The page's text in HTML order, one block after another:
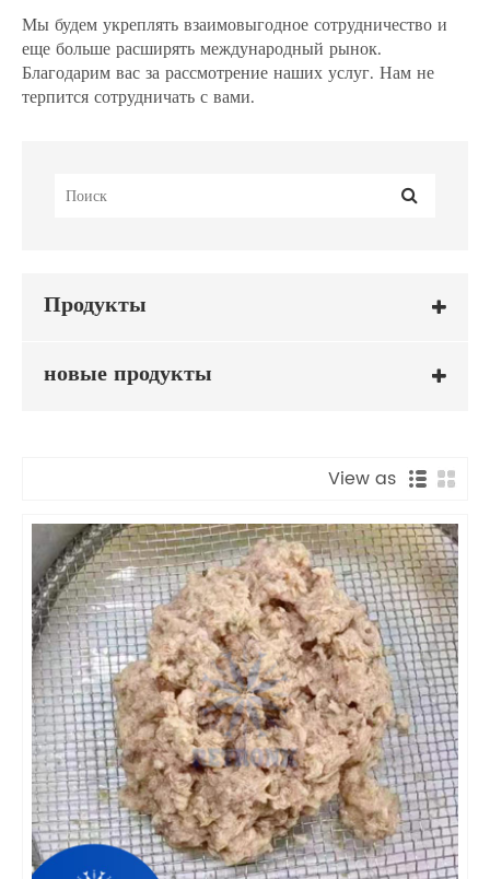
Мы будем укреплять взаимовыгодное сотрудничество и
еще больше расширять международный рынок.
Благодарим вас за рассмотрение наших услуг. Нам не
терпится сотрудничать с вами.
Продукты
новые продукты
View as